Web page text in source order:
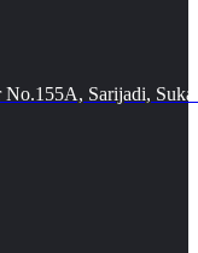
Sarijadi,